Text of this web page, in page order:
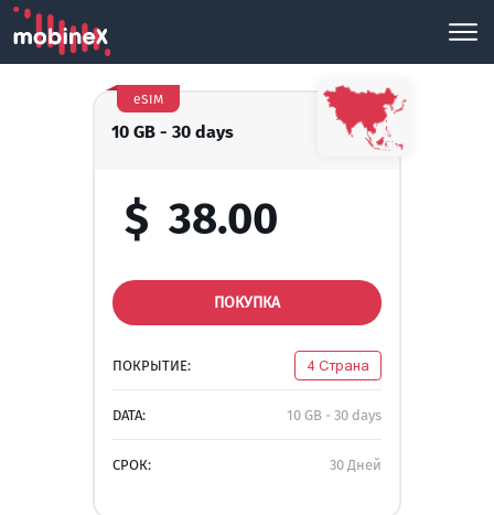
10 GB - 30 days
eSIM
$ 38.00
ПОКУПКА
ПОКРЫТИЕ: 4 Страна
DATA: 10 GB - 30 days
СРОК: 30 Дней